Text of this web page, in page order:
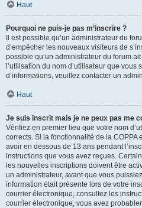
Haut
Pourquoi ne puis-je pas m’inscrire ?
Il est possible qu’un administrateur du
d’empêcher les nouveaux visiteurs de
possible qu’un administrateur du forum
l’utilisation du nom d’utilisateur que vous
d’informations, veuillez contacter un
Haut
Je suis inscrit mais je ne peux pas me
Vérifiez en premier lieu que votre nom
corrects. Si la fonctionnalité de la COPPA
avoir en dessous de 13 ans pendant
instructions que vous avez reçues.
les nouvelles inscriptions doivent être
un administrateur, avant que vous
information était présente lors de votre
courrier électronique, consultez les
courrier électronique, vous avez